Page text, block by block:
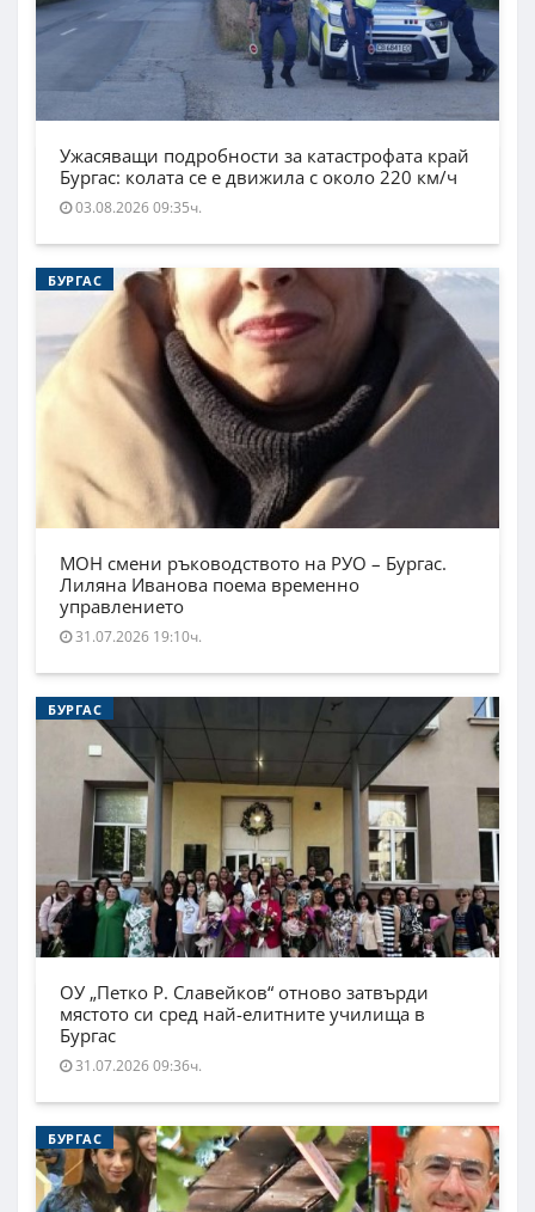
Ужасяващи подробности за катастрофата край
Бургас: колата се е движила с около 220 км/ч
03.08.2026 09:35ч.
БУРГАС
МОН смени ръководството на РУО – Бургас.
Лиляна Иванова поема временно
управлението
31.07.2026 19:10ч.
БУРГАС
ОУ „Петко Р. Славейков“ отново затвърди
мястото си сред най-елитните училища в
Бургас
31.07.2026 09:36ч.
БУРГАС